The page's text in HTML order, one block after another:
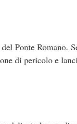
Ponte Romano.
di pericolo e